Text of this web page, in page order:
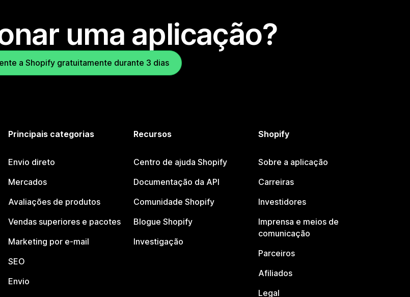
uma aplicação?
a Shopify gratuitamente durante 3 dias
Principais categorias
Envio direto
Mercados
Avaliações de produtos
Vendas superiores e pacotes
Marketing por e-mail
SEO
Envio
Recursos
Centro de ajuda Shopify
Documentação da API
Comunidade Shopify
Blogue Shopify
Investigação
Shopify
Sobre a aplicação
Carreiras
Investidores
Imprensa e meios de
comunicação
Parceiros
Afiliados
Legal